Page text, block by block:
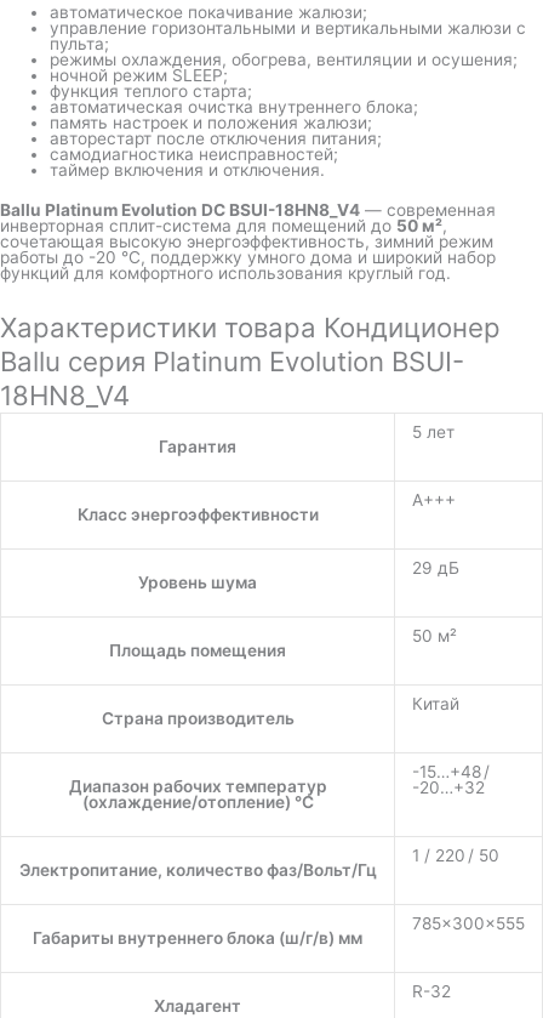
автоматическое покачивание жалюзи;
управление горизонтальными и вертикальными жалюзи с
пульта;
режимы охлаждения, обогрева, вентиляции и осушения;
ночной режим SLEEP;
функция теплого старта;
автоматическая очистка внутреннего блока;
память настроек и положения жалюзи;
авторестарт после отключения питания;
самодиагностика неисправностей;
таймер включения и отключения.
Ballu Platinum Evolution DC BSUI-18HN8_V4 — современная
инверторная сплит-система для помещений до 50 м²,
сочетающая высокую энергоэффективность, зимний режим
работы до -20 °C, поддержку умного дома и широкий набор
функций для комфортного использования круглый год.
Характеристики товара Кондиционер
Ballu серия Platinum Evolution BSUI-
18HN8_V4
Гарантия
5 лет
Класс энергоэффективности
A+++
Уровень шума
29 дБ
Площадь помещения
50 м²
Страна производитель
Китай
Диапазон рабочих температур
(охлаждение/отопление) °C
-15…+48 /
-20…+32
Электропитание, количество фаз/Вольт/Гц
1 / 220 / 50
Габариты внутреннего блока (ш/г/в) мм
785×300×555
Хладагент
R-32